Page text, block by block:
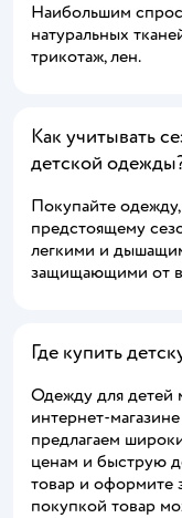
Наибольшим
натуральных
трикотаж, лен.
Как учитывать
детской
Покупайте
предстоящему
легкими и
защищающими от
Где купить
Одежду для детей
интернет-
предлагаем
ценам и быструю
товар и оформите
покупкой товар